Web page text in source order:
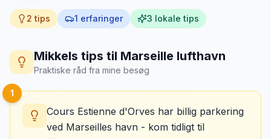
2 tips 1 erfaringer 3 lokale tips
Mikkels tips til Marseille lufthavn
Praktiske råd fra mine besøg
1
Cours Estienne d'Orves har billig parkering
ved Marseilles havn - kom tidligt til